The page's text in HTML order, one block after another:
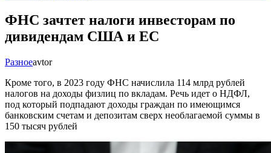
ФНС зачтет налоги инвесторам по
дивидендам США и ЕС
Разноеavtor
Кроме того, в 2023 году ФНС начислила 114 млрд рублей
налогов на доходы физлиц по вкладам. Речь идет о НДФЛ,
под который подпадают доходы граждан по имеющимся
банковским счетам и депозитам сверх необлагаемой суммы в
150 тысяч рублей